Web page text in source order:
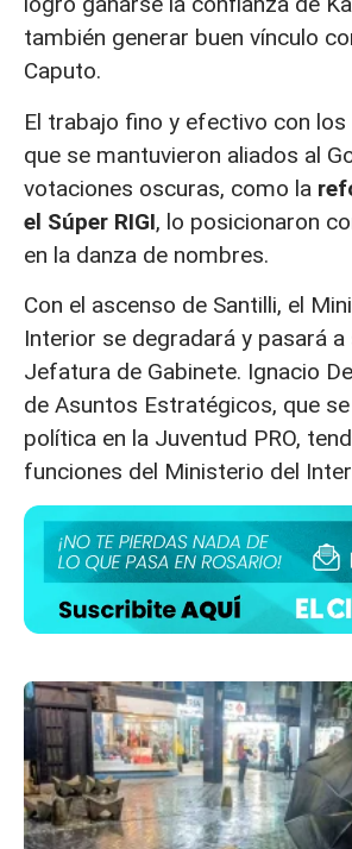
también generar buen vínculo
Caputo.
El trabajo fino y efectivo con
que se mantuvieron aliados al
votaciones oscuras, como la
el Súper RIGI, lo posicionaron
en la danza de nombres.
Con el ascenso de Santilli, el
Interior se degradará y pasará
Jefatura de Gabinete. Ignacio
de Asuntos Estratégicos, que
política en la Juventud PRO,
funciones del Ministerio del